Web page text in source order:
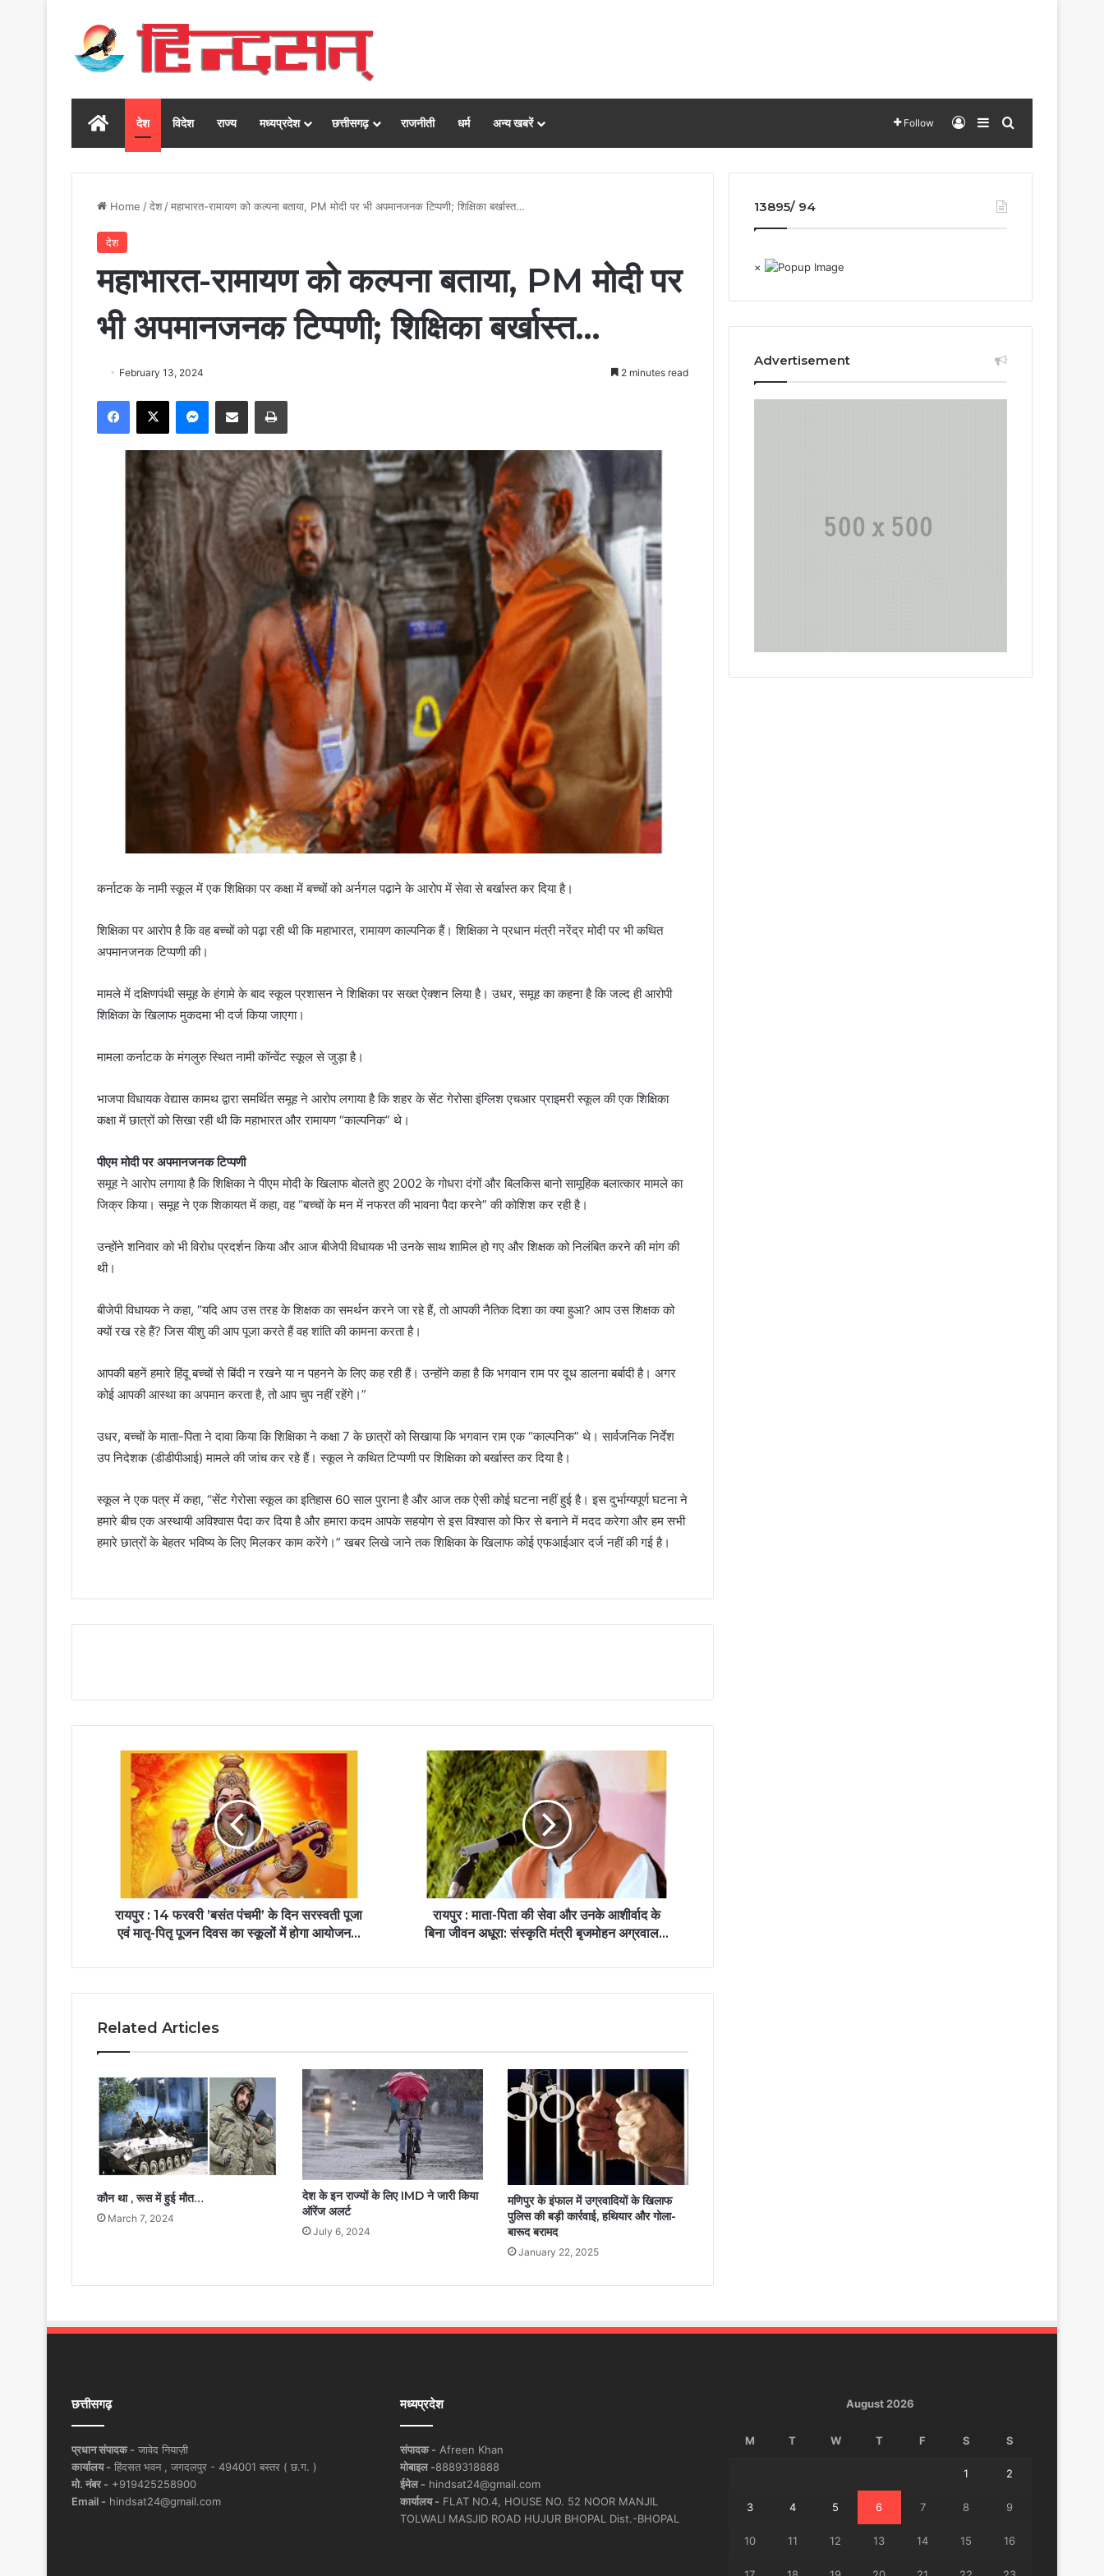
Homeदेश विदेश राज्य मध्यप्रदेश छत्तीसगढ़ राजनीती धर्म अन्य खबरें Follow Log InSidebarSearch for
Home /देश/महाभारत-रामायण को कल्पना बताया, PM मोदी पर भी अपमानजनक टिप्पणी; शिक्षिका बर्खास्त…
देश
महाभारत-रामायण को कल्पना बताया, PM मोदी पर
भी अपमानजनक टिप्पणी; शिक्षिका बर्खास्त…
February 13, 2024 2 minutes read
Facebook
X Messenger
Share via Email Print
कर्नाटक के नामी स्कूल में एक शिक्षिका पर कक्षा में बच्चों को अर्नगल पढ़ाने के आरोप में सेवा से बर्खास्त कर दिया है।
शिक्षिका पर आरोप है कि वह बच्चों को पढ़ा रही थी कि महाभारत, रामायण काल्पनिक हैं। शिक्षिका ने प्रधान मंत्री नरेंद्र मोदी पर भी कथित
अपमानजनक टिप्पणी की।
मामले में दक्षिणपंथी समूह के हंगामे के बाद स्कूल प्रशासन ने शिक्षिका पर सख्त ऐक्शन लिया है। उधर, समूह का कहना है कि जल्द ही आरोपी
शिक्षिका के खिलाफ मुकदमा भी दर्ज किया जाएगा।
मामला कर्नाटक के मंगलुरु स्थित नामी कॉन्वेंट स्कूल से जुड़ा है।
भाजपा विधायक वेद्यास कामथ द्वारा समर्थित समूह ने आरोप लगाया है कि शहर के सेंट गेरोसा इंग्लिश एचआर प्राइमरी स्कूल की एक शिक्षिका
कक्षा में छात्रों को सिखा रही थी कि महाभारत और रामायण “काल्पनिक” थे।
पीएम मोदी पर अपमानजनक टिप्पणी
समूह ने आरोप लगाया है कि शिक्षिका ने पीएम मोदी के खिलाफ बोलते हुए 2002 के गोधरा दंगों और बिलकिस बानो सामूहिक बलात्कार मामले का
जिक्र किया। समूह ने एक शिकायत में कहा, वह “बच्चों के मन में नफरत की भावना पैदा करने” की कोशिश कर रही है।
उन्होंने शनिवार को भी विरोध प्रदर्शन किया और आज बीजेपी विधायक भी उनके साथ शामिल हो गए और शिक्षक को निलंबित करने की मांग की
थी।
बीजेपी विधायक ने कहा, “यदि आप उस तरह के शिक्षक का समर्थन करने जा रहे हैं, तो आपकी नैतिक दिशा का क्या हुआ? आप उस शिक्षक को
क्यों रख रहे हैं? जिस यीशु की आप पूजा करते हैं वह शांति की कामना करता है।
आपकी बहनें हमारे हिंदू बच्चों से बिंदी न रखने या न पहनने के लिए कह रही हैं। उन्होंने कहा है कि भगवान राम पर दूध डालना बर्बादी है। अगर
कोई आपकी आस्था का अपमान करता है, तो आप चुप नहीं रहेंगे।”
उधर, बच्चों के माता-पिता ने दावा किया कि शिक्षिका ने कक्षा 7 के छात्रों को सिखाया कि भगवान राम एक “काल्पनिक” थे। सार्वजनिक निर्देश
उप निदेशक (डीडीपीआई) मामले की जांच कर रहे हैं। स्कूल ने कथित टिप्पणी पर शिक्षिका को बर्खास्त कर दिया है।
स्कूल ने एक पत्र में कहा, “सेंट गेरोसा स्कूल का इतिहास 60 साल पुराना है और आज तक ऐसी कोई घटना नहीं हुई है। इस दुर्भाग्यपूर्ण घटना ने
हमारे बीच एक अस्थायी अविश्वास पैदा कर दिया है और हमारा कदम आपके सहयोग से इस विश्वास को फिर से बनाने में मदद करेगा और हम सभी
हमारे छात्रों के बेहतर भविष्य के लिए मिलकर काम करेंगे।” खबर लिखे जाने तक शिक्षिका के खिलाफ कोई एफआईआर दर्ज नहीं की गई है।
रायपुर : 14 फरवरी ’बसंत पंचमी’ के दिन सरस्वती पूजा
एवं मातृ-पितृ पूजन दिवस का स्कूलों में होगा आयोजन...
रायपुर : माता-पिता की सेवा और उनके आशीर्वाद के
बिना जीवन अधूरा: संस्कृति मंत्री बृजमोहन अग्रवाल...
Related Articles
कौन था , रूस में हुई मौत…
March 7, 2024
देश के इन राज्यों के लिए IMD ने जारी किया
ऑरेंज अलर्ट
July 6, 2024
मणिपुर के इंफाल में उग्रवादियों के खिलाफ
पुलिस की बड़ी कार्रवाई, हथियार और गोला-
बारूद बरामद
January 22, 2025
13895/ 94
×
Advertisement
छत्तीसगढ़
प्रधान संपादक - जावेद नियाज़ी
कार्यालय - हिंदसत भवन , जगदलपुर - 494001 बस्तर ( छ.ग. )
मो. नंबर - +919425258900
Email - hindsat24@gmail.com
मध्यप्रदेश
संपादक - Afreen Khan
मोबाइल -8889318888
ईमेल - hindsat24@gmail.com
कार्यालय - FLAT NO.4, HOUSE NO. 52 NOOR MANJIL
TOLWALI MASJID ROAD HUJUR BHOPAL Dist.-BHOPAL
August 2026
M T W T F S S
1 2
3 4 5 6 7 8 9
10 11 12 13 14 15 16